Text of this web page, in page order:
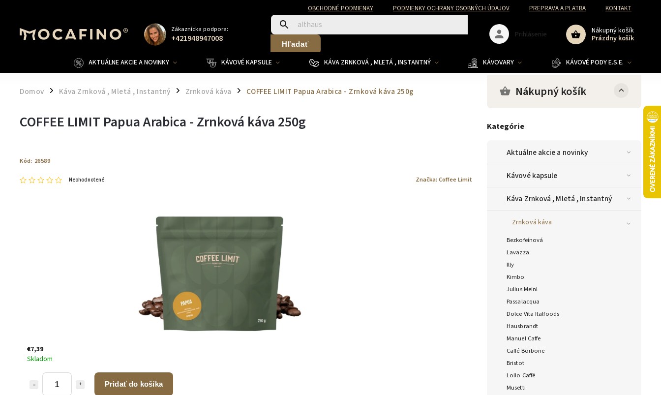
OBCHODNÉ PODMIENKY PODMIENKY OCHRANY OSOBNÝCH ÚDAJOV PREPRAVA A PLATBA KONTAKT
Zákaznícka podpora:
+421948947008 Hľadať
Nákupný košík
Prázdny košík
Prihlásenie
AKTUÁLNE AKCIE A NOVINKY KÁVOVÉ KAPSULE KÁVA ZRNKOVÁ , MLETÁ , INSTANTNÝ KÁVOVARY KÁVOVÉ PODY E.S.E.
Domov / Káva Zrnková , Mletá , Instantný / Zrnková káva / COFFEE LIMIT Papua Arabica - Zrnková káva 250g Nákupný košík
Kategórie
Aktuálne akcie a novinky
Kávové kapsule
Káva Zrnková , Mletá , Instantný
Zrnková káva
Bezkofeínová
Lavazza
Illy
Kimbo
Julius Meinl
Passalacqua
Dolce Vita Italfoods
Hausbrandt
Manuel Caffe
Caffé Borbone
Bristot
Lollo Caffé
Musetti
COFFEE LIMIT Papua Arabica - Zrnková káva 250g
Kód: 26589
Neohodnotené Značka: Coffee Limit
€7,39
Skladom
Pridať do košíka